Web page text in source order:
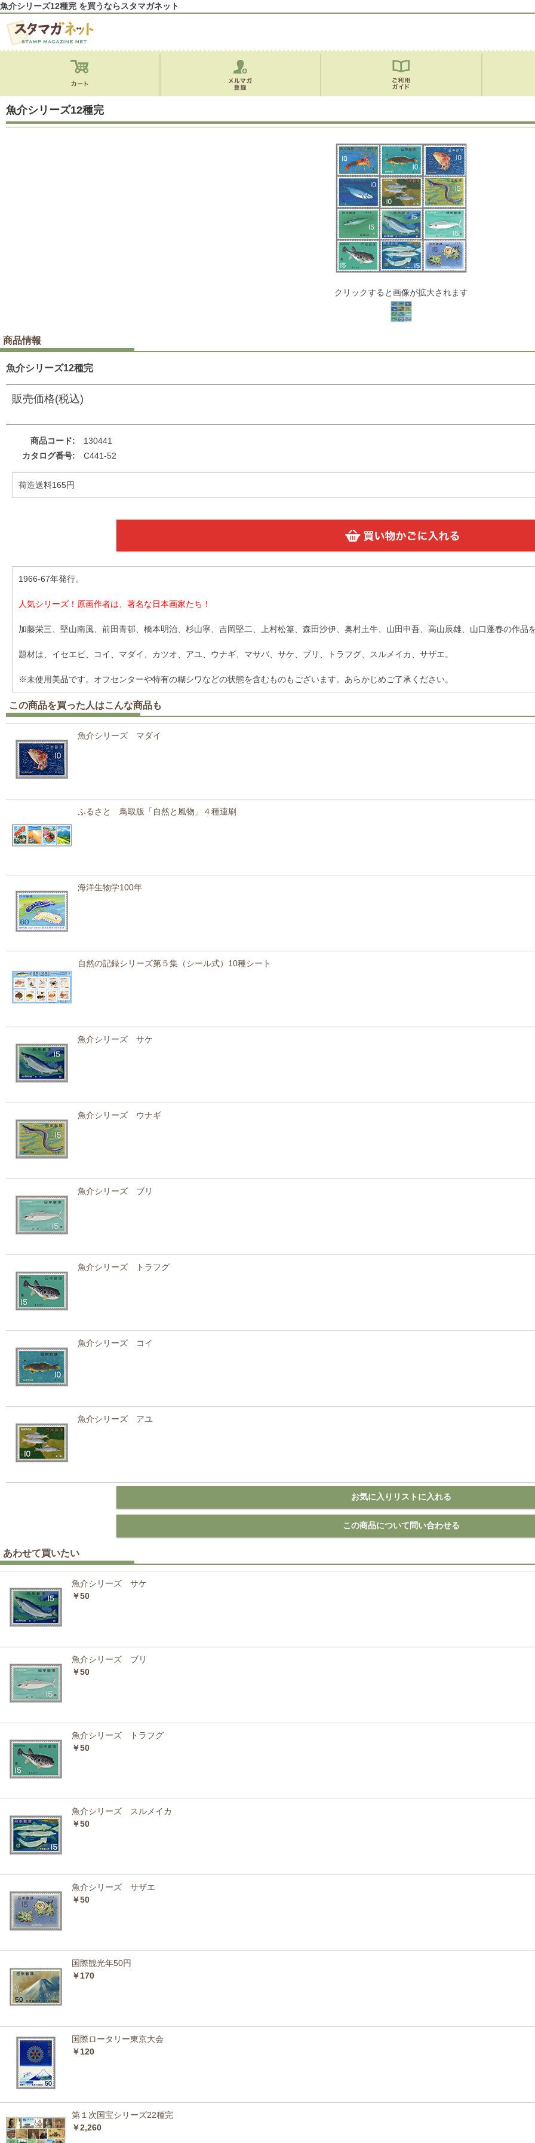
魚介シリーズ12種完 を買うならスタマガネット
魚介シリーズ12種完
クリックすると画像が拡大されます
商品情報
魚介シリーズ12種完
販売価格(税込)
商品コード
130441
カタログ番号
C441-52
荷造送料165円
1966-67年発行。
人気シリーズ！原画作者は、著名な日本画家たち！
加藤栄三、堅山南風、前田青邨、橋本明治、杉山寧、吉岡堅二、上村松篁、森田沙伊、奥村土牛、山田申吾、高山辰雄、山口蓬春の作品
題材は、イセエビ、コイ、マダイ、カツオ、アユ、ウナギ、マサバ、サケ、ブリ、トラフグ、スルメイカ、サザエ。
※未使用美品です。オフセンターや特有の糊シワなどの状態を含むものもございます。あらかじめご了承ください。
この商品を買った人はこんな商品も
魚介シリーズ マダイ
ふるさと 鳥取版「自然と風物」４種連刷
海洋生物学100年
自然の記録シリーズ第５集（シール式）10種シート
魚介シリーズ サケ
魚介シリーズ ウナギ
魚介シリーズ ブリ
魚介シリーズ トラフグ
魚介シリーズ コイ
魚介シリーズ アユ
あわせて買いたい
魚介シリーズ サケ
￥50
魚介シリーズ ブリ
￥50
魚介シリーズ トラフグ
￥50
魚介シリーズ スルメイカ
￥50
魚介シリーズ サザエ
￥50
国際観光年50円
￥170
国際ロータリー東京大会
￥120
第１次国宝シリーズ22種完
￥2,260